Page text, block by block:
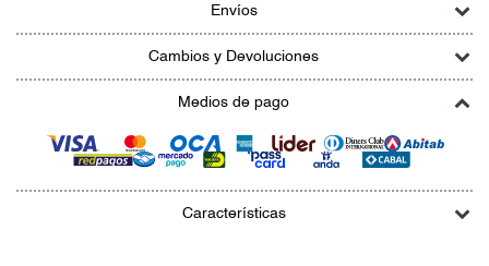
Envíos
Cambios y Devoluciones
Medios de pago
Características